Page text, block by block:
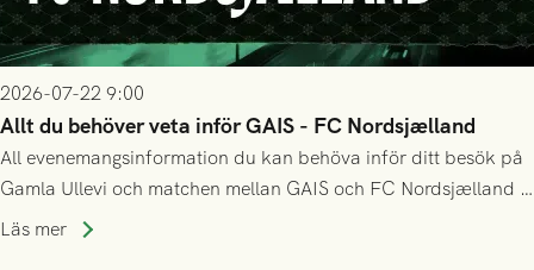
2026-07-22 9:00
Allt du behöver veta inför GAIS - FC Nordsjælland
All evenemangsinformation du kan behöva inför ditt besök på
Gamla Ullevi och matchen mellan GAIS och FC Nordsjælland i
kvalet till Conference League! Avspark kl 19.00 på torsdag
Läs mer